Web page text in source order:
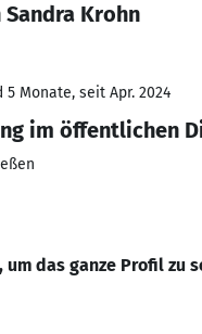
Krohn
5 Monate, seit Apr. 2024
im öffentlichen
um das ganze Profil zu